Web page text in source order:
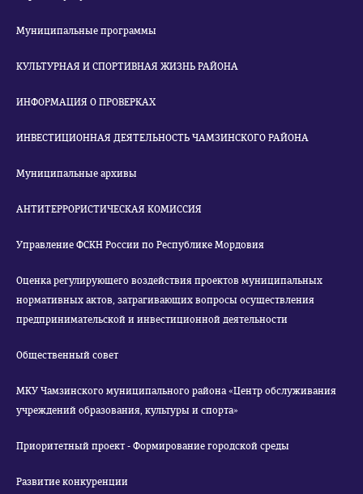
Муниципальные программы
КУЛЬТУРНАЯ И СПОРТИВНАЯ ЖИЗНЬ РАЙОНА
ИНФОРМАЦИЯ О ПРОВЕРКАХ
ИНВЕСТИЦИОННАЯ ДЕЯТЕЛЬНОСТЬ ЧАМЗИНСКОГО РАЙОНА
Муниципальные архивы
АНТИТЕРРОРИСТИЧЕСКАЯ КОМИССИЯ
Управление ФСКН России по Республике Мордовия
Оценка регулирующего воздействия проектов муниципальных
нормативных актов, затрагивающих вопросы осуществления
предпринимательской и инвестиционной деятельности
Общественный совет
МКУ Чамзинского муниципального района «Центр обслуживания
учреждений образования, культуры и спорта»
Приоритетный проект - Формирование городской среды
Развитие конкуренции